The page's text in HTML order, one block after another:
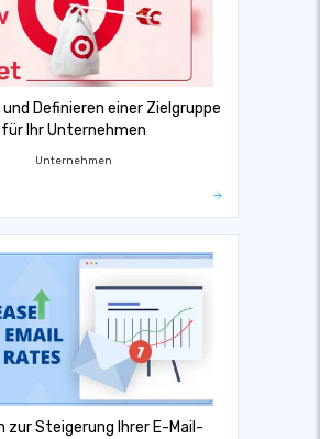
Definieren einer Zielgruppe
für Ihr Unternehmen
Unternehmen
zur Steigerung Ihrer E-Mail-